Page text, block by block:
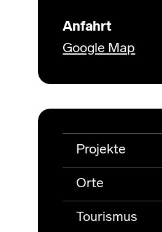
Anfahrt
Google Map
Projekte
Orte
Tourismus